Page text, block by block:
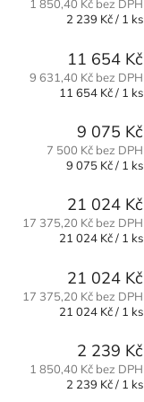
1 850,40 Kč bez DPH
Měrná
2 239 Kč / 1 ks
11 654 Kč
9 631,40 Kč bez DPH
Měrná
11 654 Kč / 1 ks
9 075 Kč
7 500 Kč bez DPH
Měrná
9 075 Kč / 1 ks
21 024 Kč
17 375,20 Kč bez DPH
Měrná
21 024 Kč / 1 ks
21 024 Kč
17 375,20 Kč bez DPH
Měrná
21 024 Kč / 1 ks
2 239 Kč
1 850,40 Kč bez DPH
Měrná
2 239 Kč / 1 ks